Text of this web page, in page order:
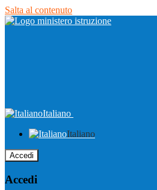
Salta al contenuto
Italiano
Italiano
Accedi
Accedi